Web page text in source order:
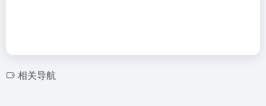
相关导航